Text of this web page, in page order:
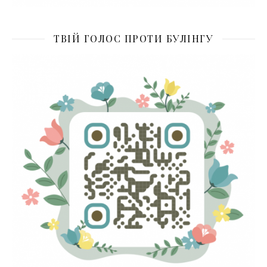
ТВІЙ ГОЛОС ПРОТИ БУЛІНГУ